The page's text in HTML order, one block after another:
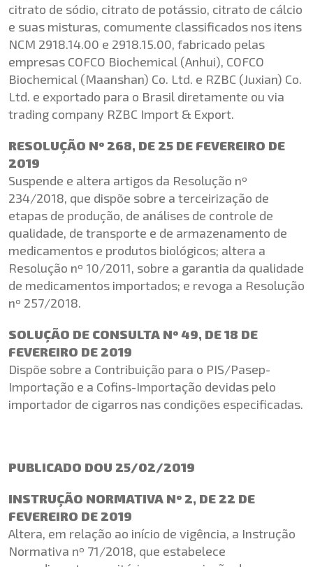
citrato de sódio, citrato de potássio, citrato de cálcio
e suas misturas, comumente classificados nos itens
NCM 2918.14.00 e 2918.15.00, fabricado pelas
empresas COFCO Biochemical (Anhui), COFCO
Biochemical (Maanshan) Co. Ltd. e RZBC (Juxian) Co.
Ltd. e exportado para o Brasil diretamente ou via
trading company RZBC Import & Export.
RESOLUÇÃO Nº 268, DE 25 DE FEVEREIRO DE
2019
Suspende e altera artigos da Resolução nº
234/2018, que dispõe sobre a terceirização de
etapas de produção, de análises de controle de
qualidade, de transporte e de armazenamento de
medicamentos e produtos biológicos; altera a
Resolução nº 10/2011, sobre a garantia da qualidade
de medicamentos importados; e revoga a Resolução
nº 257/2018.
SOLUÇÃO DE CONSULTA Nº 49, DE 18 DE
FEVEREIRO DE 2019
Dispõe sobre a Contribuição para o PIS/Pasep-
Importação e a Cofins-Importação devidas pelo
importador de cigarros nas condições especificadas.
PUBLICADO DOU 25/02/2019
INSTRUÇÃO NORMATIVA Nº 2, DE 22 DE
FEVEREIRO DE 2019
Altera, em relação ao início de vigência, a Instrução
Normativa nº 71/2018, que estabelece